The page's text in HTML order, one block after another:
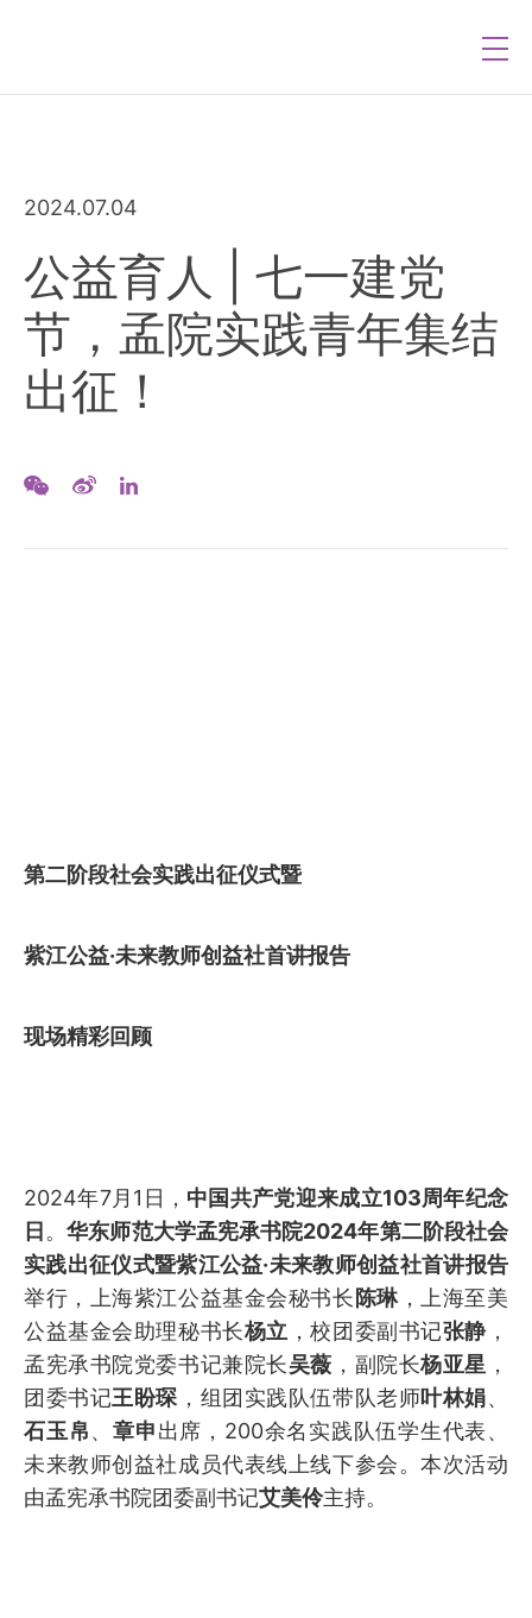
2024.07.04
公益育人 | 七一建党
节，孟院实践青年集结
出征！
第二阶段社会实践出征仪式暨
紫江公益·未来教师创益社首讲报告
现场精彩回顾
2024年7月1日， 中国共产党迎来成立103周年纪念
日 。华东师范大学孟宪承书院2024年第二阶段社会
实践出征仪式暨紫江公益·未来教师创益社首讲报告
举行，上海紫江公益基金会秘书长 陈琳，上海至美
公益基金会助理秘书长杨立 ，校团委副书记张静 ，
孟宪承书院党委书记兼院长吴薇 ，副院长杨亚星 ，
团委书记王盼琛 ，组团实践队伍带队老师叶林娟、
石玉帛、 章申出席，200余名实践队伍学生代表、
未来教师创益社成员代表线上线下参会。本次活动
由孟宪承书院团委副书记艾美伶主持。